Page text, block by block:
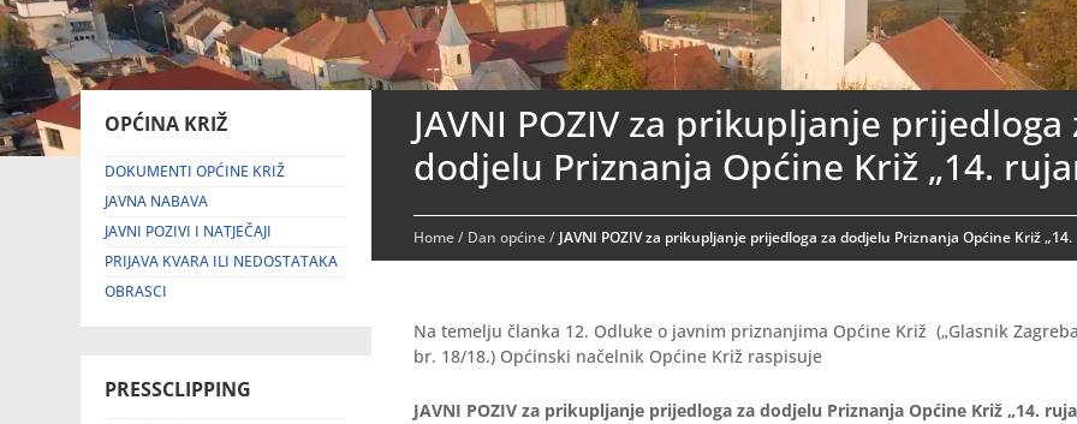
OPĆINA KRIŽ
DOKUMENTI OPĆINE KRIŽ
JAVNA NABAVA
JAVNI POZIVI I NATJEČAJI
PRIJAVA KVARA ILI NEDOSTATAKA
OBRASCI
PRESSCLIPPING
JAVNI POZIV za prikupljanje prijedloga
dodjelu Priznanja Općine Križ „14.
Home/ Dan općine/ JAVNI POZIV za prikupljanje prijedloga za dodjelu Priznanja Općine Križ
Na temelju članka 12. Odluke o javnim priznanjima Općine Križ („Glasnik
br. 18/18.) Općinski načelnik Općine Križ raspisuje
JAVNI POZIV za prikupljanje prijedloga za dodjelu Priznanja Općine Križ „14.